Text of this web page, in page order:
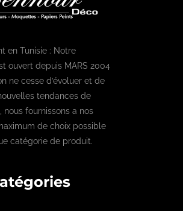
en Tunisie : Notre
ouvert depuis MARS 2004
ne cesse d’évoluer et de
tendances de
nous fournissons a nos
de choix possible
catégorie de produit.